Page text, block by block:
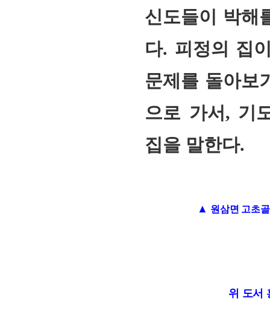
신도들이 박해
다. 피정의 집
문제를 돌아보
으로 가서, 기
집을 말한다.
▲ 원삼면 고초
위 도서